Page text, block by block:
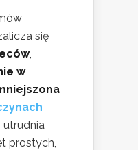
się
,
w
utrudnia
prostych,